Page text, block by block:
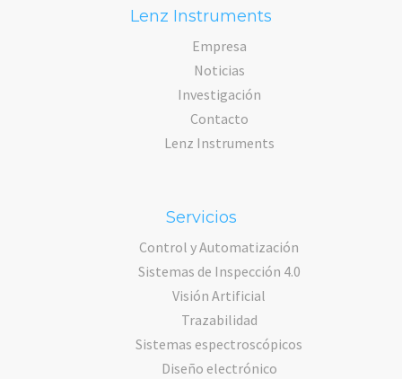
Lenz Instruments
Empresa
Noticias
Investigación
Contacto
Lenz Instruments
Servicios
Control y Automatización
Sistemas de Inspección 4.0
Visión Artificial
Trazabilidad
Sistemas espectroscópicos
Diseño electrónico